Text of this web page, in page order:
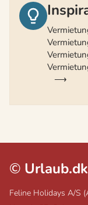
© Urlaub.dk
Feline Holidays A/S